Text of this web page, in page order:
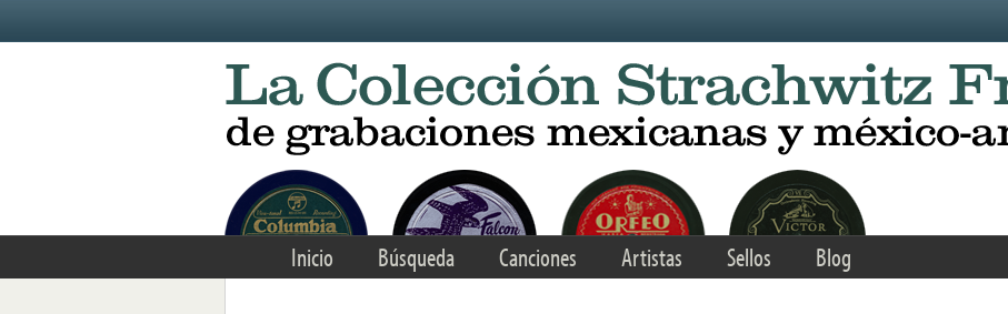
Inicio Búsqueda Canciones Artistas Sellos Blog